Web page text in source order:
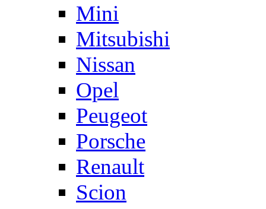
Mini
Mitsubishi
Nissan
Opel
Peugeot
Porsche
Renault
Scion